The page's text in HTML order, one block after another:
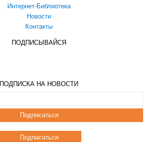
Интернет-Библиотека
Новости
Контакты
ПОДПИСЫВАЙСЯ
ПОДПИСКА НА НОВОСТИ
Подписаться
Подписаться